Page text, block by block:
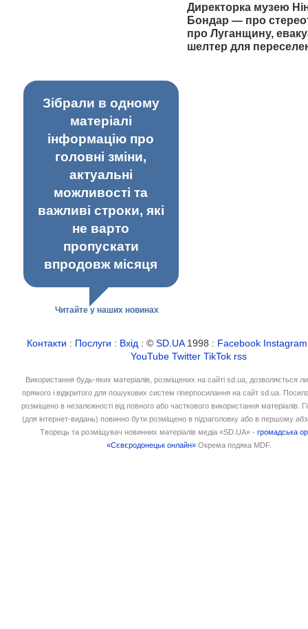
Директорка музею
Бондар — про
про Луганщину,
шелтер для
Зібрали в одному
матеріалі
інформацію про
головні зміни,
актуальні
можливості та
важливі строки, які
не варто
пропускати
впродовж місяця
Читайте у наших новинах
Контакти : Послуги : Вхід : ©SD.UA1998 : Facebook Instagram
YouTube Twitter TikTok rss
Використання будь-яких матеріалів, розміщених на сайті sd.ua, дозволяється
прямого і відкритого для пошукових систем гіперпосилання на сайт sd.ua.
розміщено в незалежності від повного або часткового використання матеріалів.
(для інтернет-видань) повинно бути розміщено в підзаголовку або в першому
Творець та розміщувач новинних матеріалів медіа «SD.UA» -громадська
«Сєвєродонецьк онлайн» Окрема подяка MDF.